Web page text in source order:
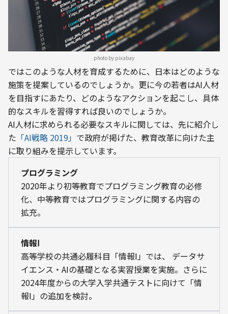
photo by pixabay
ではこのような人材を育成するために、日本はどのような
施策を提案しているのでしょうか。更に今の若者はAI人材
を目指すにあたり、どのようなアクションを起こし、具体
的なスキルを習得すれば良いのでしょうか。
AI人材に求められる必要なスキルに関しては、先に紹介し
た 「AI戦略 2019」 で政府が掲げた、教育改革に向けた主
に取り組みを提示しています。
プログラミング
2020年より初等教育でプログラミング教育の必修
化、中等教育ではプログラミングに関する内容の
拡充。
情報Ⅰ
高等学校の共通必履科目「情報Ⅰ」では、 データサ
イエンス・AIの基礎となる実習授業を実施。さらに
2024年度からの大学入学共通テストに向けて「情
報Ⅰ」の追加を検討。